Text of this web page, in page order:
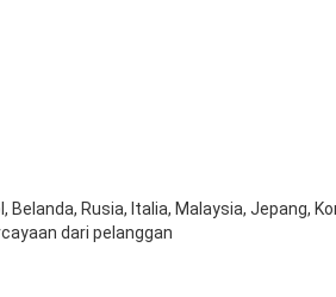
Rusia, Italia, Malaysia, Jepang,
dari pelanggan